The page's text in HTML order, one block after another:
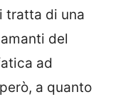
tratta di una
del
ad
a quanto